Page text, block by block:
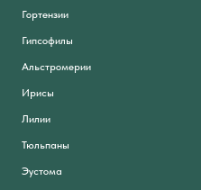
Гортензии
Гипсофилы
Альстромерии
Ирисы
Лилии
Тюльпаны
Эустома